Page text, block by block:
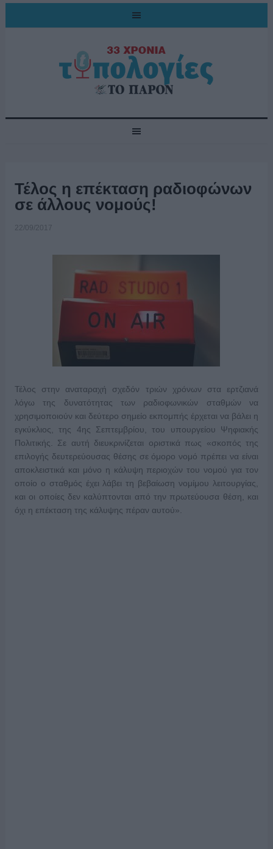
Τέλος η επέκταση ραδιοφώνων
σε άλλους νομούς!
22/09/2017
Τέλος στην αναταραχή σχεδόν τριών χρόνων στα ερτζιανά
λόγω της δυνατότητας των ραδιοφωνικών σταθμών να
χρησιμοποιούν και δεύτερο σημείο εκπομπής έρχεται να βάλει η
εγκύκλιος, της 4ης Σεπτεμβρίου, του υπουργείου Ψηφιακής
Πολιτικής. Σε αυτή διευκρινίζεται οριστικά πως «σκοπός της
επιλογής δευτερεύουσας θέσης σε όμορο νομό πρέπει να είναι
αποκλειστικά και μόνο η κάλυψη περιοχών του νομού για τον
οποίο ο σταθμός έχει λάβει τη βεβαίωση νομίμου λειτουργίας,
και οι οποίες δεν καλύπτονται από την πρωτεύουσα θέση, και
όχι η επέκταση της κάλυψης πέραν αυτού».